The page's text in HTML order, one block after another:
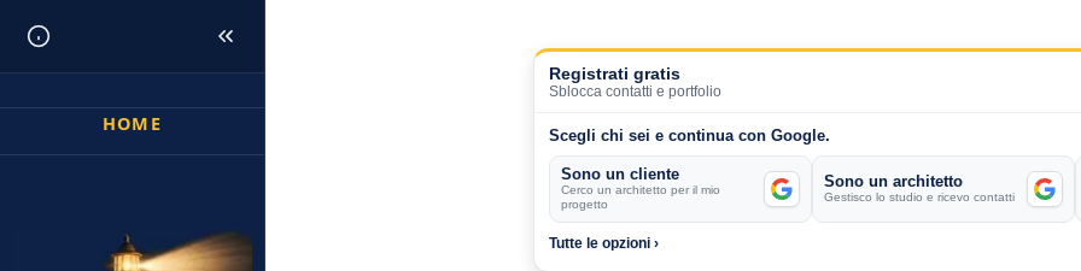
Registrati gratis
Sblocca contatti e portfolio
Scegli chi sei e continua con Google.
Sono un cliente
Cerco un architetto per il mio
progetto
Sono un architetto
Gestisco lo studio e ricevo contatti
Tutte le opzioni ›
HOME